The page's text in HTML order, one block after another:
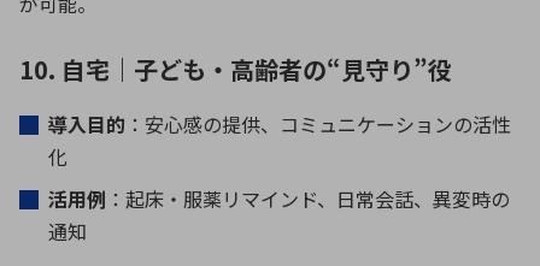
10. 自宅｜子ども・高齢者の“見守り”役
導入目的 ：安心感の提供、コミュニケーションの活性
化
活用例 ：起床・服薬リマインド、日常会話、異変時の
通知